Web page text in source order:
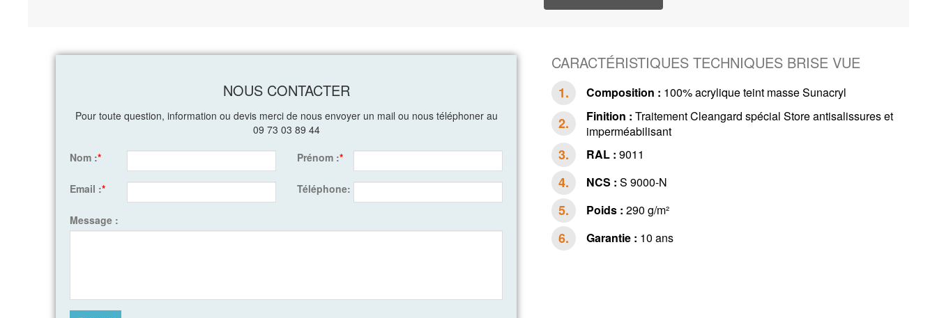
NOUS CONTACTER
Pour toute question, information ou devis merci de nous envoyer un mail ou nous téléphoner au
09 73 03 89 44
Nom :* Prénom :*
Email :* Téléphone:
Message :
CARACTÉRISTIQUES TECHNIQUES BRISE VUE
Composition : 100% acrylique teint masse Sunacryl
Finition : Traitement Cleangard spécial Store antisalissures et
imperméabilisant
RAL : 9011
NCS : S 9000-N
Poids : 290 g/m²
Garantie : 10 ans